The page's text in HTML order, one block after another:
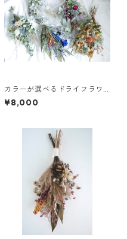
カラーが選べるドライフラワ
ースワッグL
¥8,000